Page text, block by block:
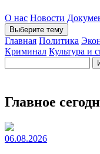
О нас Новости
Выберите тему
Главная Политика
Криминал Культура и
Главное
06.08.2026